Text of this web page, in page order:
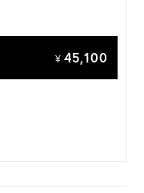
57.5cm
ため、サイズ・色
品
¥ 45,100